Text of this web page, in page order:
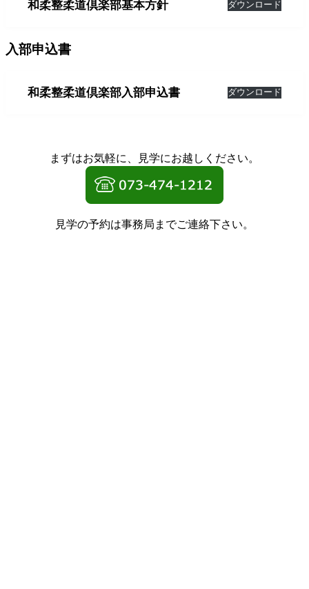
和柔整柔道倶楽部基本方針 ダウンロード
入部申込書
和柔整柔道倶楽部入部申込書 ダウンロード
まずはお気軽に、見学にお越しください。
見学の予約は事務局までご連絡下さい。